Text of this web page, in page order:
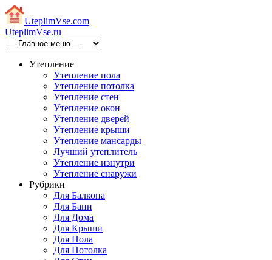
UteplimVse.com
UteplimVse.ru
Утепление
Утепление пола
Утепление потолка
Утепление стен
Утепление окон
Утепление дверей
Утепление крыши
Утепление мансарды
Лучший утеплитель
Утепление изнутри
Утепление снаружи
Рубрики
Для Балкона
Для Бани
Для Дома
Для Крыши
Для Пола
Для Потолка